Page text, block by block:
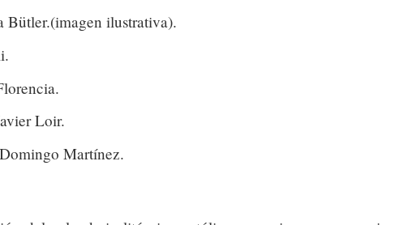
Bütler.(imagen ilustrativa).
Loir.
Martínez.